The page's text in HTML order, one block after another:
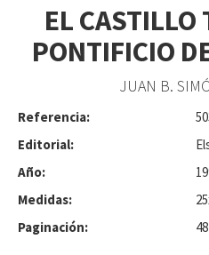
EL
PONTIFICIO
JUAN B.
Referencia:
Editorial:
Año:
Medidas:
Paginación:
48